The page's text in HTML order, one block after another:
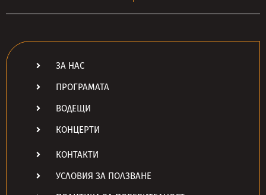
ЗА НАС
ПРОГРАМАТА
ВОДЕЩИ
КОНЦЕРТИ
КОНТАКТИ
УСЛОВИЯ ЗА ПОЛЗВАНЕ